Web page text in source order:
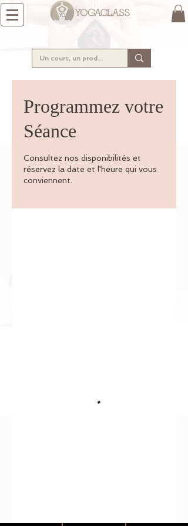
Programmez votre
Séance
Consultez nos disponibilités et
réservez la date et l'heure qui vous
conviennent.